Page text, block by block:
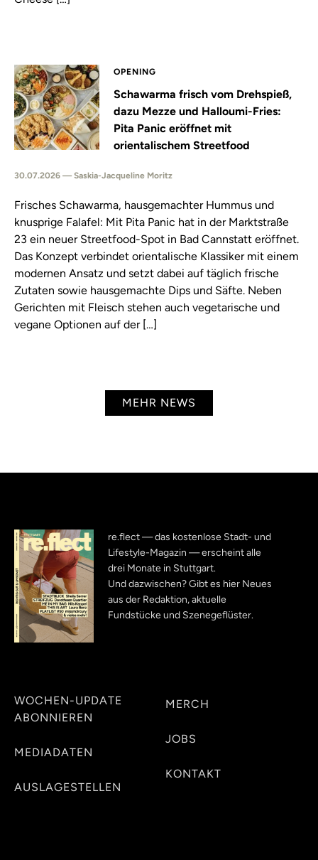
OPENING
Schawarma frisch vom Drehspieß,
dazu Mezze und Halloumi-Fries:
Pita Panic eröffnet mit
orientalischem Streetfood
30.07.2026 — Saskia-Jacqueline Moritz
Frisches Schawarma, hausgemachter Hummus und
knusprige Falafel: Mit Pita Panic hat in der Marktstraße
23 ein neuer Streetfood-Spot in Bad Cannstatt eröffnet.
Das Konzept verbindet orientalische Klassiker mit einem
modernen Ansatz und setzt dabei auf täglich frische
Zutaten sowie hausgemachte Dips und Säfte. Neben
Gerichten mit Fleisch stehen auch vegetarische und
vegane Optionen auf der […]
MEHR NEWS
re.flect — das kostenlose Stadt- und
Lifestyle-Magazin — erscheint alle
drei Monate in Stuttgart.
Und dazwischen? Gibt es hier Neues
aus der Redaktion, aktuelle
Fundstücke und Szenegeflüster.
WOCHEN-UPDATE
ABONNIEREN
MEDIADATEN
AUSLAGESTELLEN
MERCH
JOBS
KONTAKT